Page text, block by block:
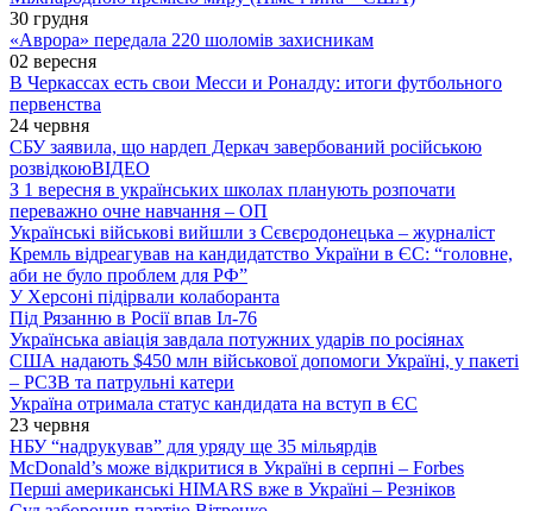
30 грудня
«Аврора» передала 220 шоломів захисникам
02 вересня
В Черкассах есть свои Месси и Роналду: итоги футбольного
первенства
24 червня
СБУ заявила, що нардеп Деркач завербований російською
розвідкоюВІДЕО
З 1 вересня в українських школах планують розпочати
переважно очне навчання – ОП
Українські військові вийшли з Сєвєродонецька – журналіст
Кремль відреагував на кандидатство України в ЄС: “головне,
аби не було проблем для РФ”
У Херсоні підірвали колаборанта
Під Рязанню в Росії впав Іл-76
Українська авіація завдала потужних ударів по росіянах
США надають $450 млн військової допомоги Україні, у пакеті
– РСЗВ та патрульні катери
Україна отримала статус кандидата на вступ в ЄС
23 червня
НБУ “надрукував” для уряду ще 35 мільярдів
McDonald’s може відкритися в Україні в серпні – Forbes
Перші американські HIMARS вже в Україні – Резніков